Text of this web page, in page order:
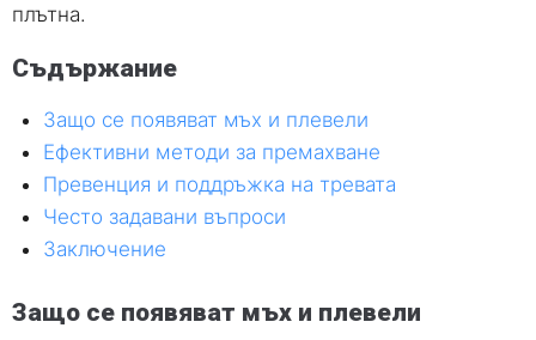
плътна.
Съдържание
Защо се появяват мъх и плевели
Ефективни методи за премахване
Превенция и поддръжка на тревата
Често задавани въпроси
Заключение
Защо се появяват мъх и плевели